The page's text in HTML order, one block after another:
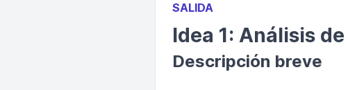
SALIDA
Idea 1: Análisis
Descripción breve